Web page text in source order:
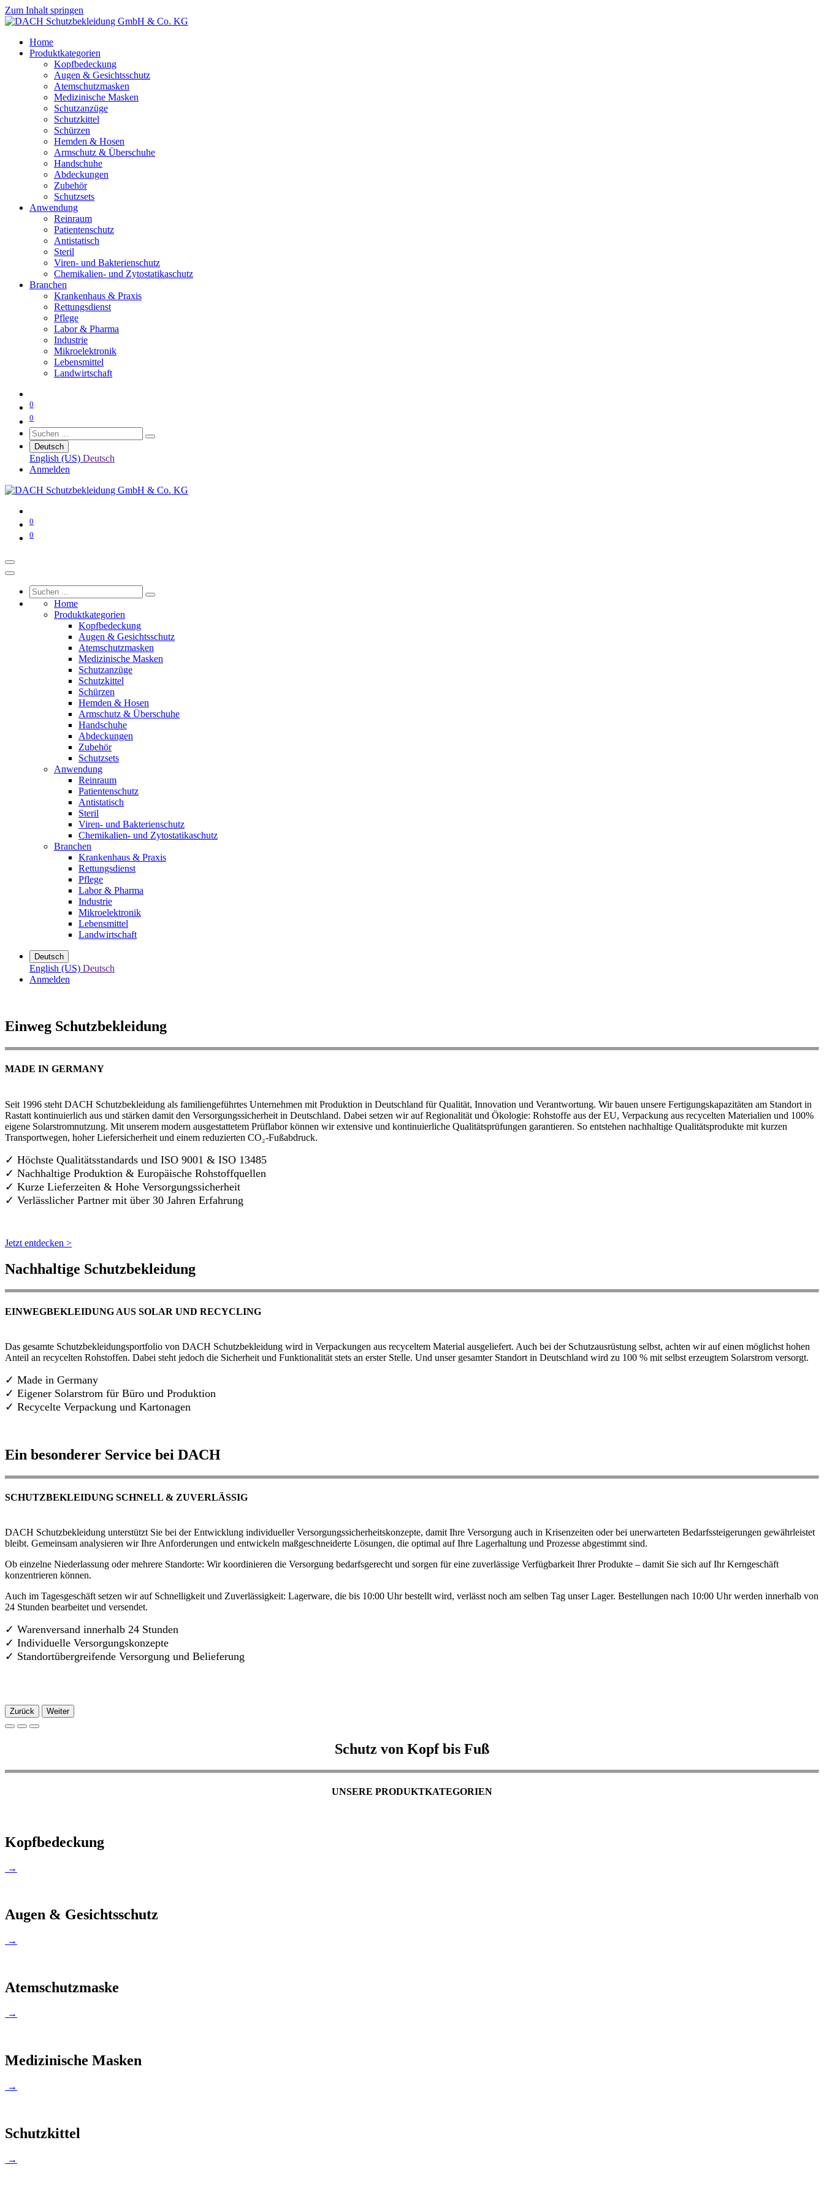
Zum Inhalt springen
Home
Produktkategorien
Kopfbedeckung
Augen & Gesichtsschutz
Atemschutzmasken
Medizinische Masken
Schutzanzüge
Schutzkittel
Schürzen
Hemden & Hosen
Armschutz & Überschuhe
Handschuhe
Abdeckungen
Zubehör
Schutzsets
Anwendung
Reinraum
Patientenschutz
Antistatisch
Steril
Viren- und Bakterienschutz
Chemikalien- und Zytostatikaschutz
Branchen
Krankenhaus & Praxis
Rettungsdienst
Pflege
Labor & Pharma
Industrie
Mikroelektronik
Lebensmittel
Landwirtschaft
0
0
Deutsch
English (US) Deutsch
Anmelden
0
0
Home
Produktkategorien
Kopfbedeckung
Augen & Gesichtsschutz
Atemschutzmasken
Medizinische Masken
Schutzanzüge
Schutzkittel
Schürzen
Hemden & Hosen
Armschutz & Überschuhe
Handschuhe
Abdeckungen
Zubehör
Schutzsets
Anwendung
Reinraum
Patientenschutz
Antistatisch
Steril
Viren- und Bakterienschutz
Chemikalien- und Zytostatikaschutz
Branchen
Krankenhaus & Praxis
Rettungsdienst
Pflege
Labor & Pharma
Industrie
Mikroelektronik
Lebensmittel
Landwirtschaft
Deutsch
English (US) Deutsch
Anmelden
Einweg Schutzbekleidung
MADE IN GERMANY
Seit 1996 steht DACH Schutzbekleidung als familiengeführtes Unternehmen mit Produktion in Deutschland für Qualität, Innovation und Verantwortung. Wir bauen unsere Fertigungskapazitäten am Standort in
Rastatt kontinuierlich aus und stärken damit den Versorgungssicherheit in Deutschland. Dabei setzen wir auf Regionalität und Ökologie: Rohstoffe aus der EU, Verpackung aus recycelten Materialien und 100%
eigene Solarstromnutzung. Mit unserem modern ausgestattetem Prüflabor können wir extensive und kontinuierliche Qualitätsprüfungen garantieren. So entstehen nachhaltige Qualitätsprodukte mit kurzen
Transportwegen, hoher Liefersicherheit und einem reduzierten CO₂-Fußabdruck.
✓ Höchste Qualitätsstandards und ISO 9001 & ISO 13485
✓ Nachhaltige Produktion & Europäische Rohstoffquellen
✓ Kurze Lieferzeiten & Hohe Versorgungssicherheit
✓ Verlässlicher Partner mit über 30 Jahren Erfahrung
Jetzt entdecken >
Nachhaltige Schutzbekleidung
EINWEGBEKLEIDUNG AUS SOLAR UND RECYCLING
Das gesamte Schutzbekleidungsportfolio von DACH Schutzbekleidung wird in Verpackungen aus recyceltem Material ausgeliefert. Auch bei der Schutzausrüstung selbst, achten wir auf einen möglichst hohen
Anteil an recycelten Rohstoffen. Dabei steht jedoch die Sicherheit und Funktionalität stets an erster Stelle. Und unser gesamter Standort in Deutschland wird zu 100 % mit selbst erzeugtem Solarstrom versorgt.
✓ Made in Germany
✓ Eigener Solarstrom für Büro und Produktion
✓ Recycelte Verpackung und Kartonagen
Ein besonderer Service bei DACH
SCHUTZBEKLEIDUNG SCHNELL & ZUVERLÄSSIG
DACH Schutzbekleidung unterstützt Sie bei der Entwicklung individueller Versorgungssicherheitskonzepte, damit Ihre Versorgung auch in Krisenzeiten oder bei unerwarteten Bedarfssteigerungen gewährleistet
bleibt. Gemeinsam analysieren wir Ihre Anforderungen und entwickeln maßgeschneiderte Lösungen, die optimal auf Ihre Lagerhaltung und Prozesse abgestimmt sind.
Ob einzelne Niederlassung oder mehrere Standorte: Wir koordinieren die Versorgung bedarfsgerecht und sorgen für eine zuverlässige Verfügbarkeit Ihrer Produkte – damit Sie sich auf Ihr Kerngeschäft
konzentrieren können.
Auch im Tagesgeschäft setzen wir auf Schnelligkeit und Zuverlässigkeit: Lagerware, die bis 10:00 Uhr bestellt wird, verlässt noch am selben Tag unser Lager. Bestellungen nach 10:00 Uhr werden innerhalb von
24 Stunden bearbeitet und versendet.
✓ Warenversand innerhalb 24 Stunden
✓ Individuelle Versorgungskonzepte
✓ Standortübergreifende Versorgung und Belieferung
Zurück Weiter
Schutz von Kopf bis Fuß
UNSERE PRODUKTKATEGORIEN
Kopfbedeckung
→
Augen & Gesichtsschutz
→
Atemschutzmaske
→
Medizinische Masken
→
Schutzkittel
→